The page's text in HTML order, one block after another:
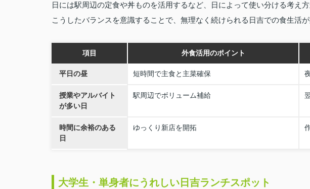
日には駅周辺の定食や丼ものを活用するなど、日によって使い分ける考え方
こうしたバランスを意識することで、無理なく続けられる日吉での食生活が
項目 外食活用のポイント
平日の昼 短時間で主食と主菜確保
授業やアルバイト
が多い日
駅周辺でボリューム補給
時間に余裕のある
日
ゆっくり新店を開拓
大学生・単身者にうれしい日吉ランチスポット